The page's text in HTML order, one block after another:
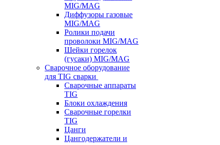
MIG/MAG
Диффузоры газовые
MIG/MAG
Ролики подачи
проволоки MIG/MAG
Шейки горелок
(гусаки) MIG/MAG
Сварочное оборудование
для TIG сварки
Сварочные аппараты
TIG
Блоки охлаждения
Сварочные горелки
TIG
Цанги
Цангодержатели и